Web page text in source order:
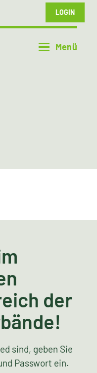
LOGIN
der
sind, geben Sie
Passwort ein.